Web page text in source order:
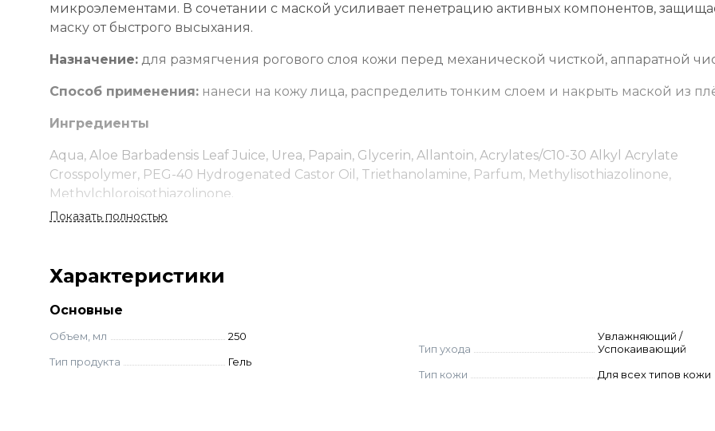
микроэлементами. В сочетании с маской усиливает пенетрацию активных компонентов,
маску от быстрого высыхания.
Назначение: для размягчения рогового слоя кожи перед механической чисткой, аппаратной
Способ применения: нанеси на кожу лица, распределить тонким слоем и накрыть маской из
Ингредиенты
Aqua, Aloe Barbadensis Leaf Juice, Urea, Papain, Glycerin, Allantoin, Acrylates/C10-30 Alkyl Acrylate
Crosspolymer, PEG-40 Hydrogenated Castor Oil, Triethanolamine, Parfum, Methylisothiazolinone,
Methylchloroisothiazolinone.
Показать полностью
Характеристики
Основные
Объем, мл
250
Тип продукта
Гель
Тип ухода
Увлажняющий /
Успокаивающий
Тип кожи
Для всех типов кожи